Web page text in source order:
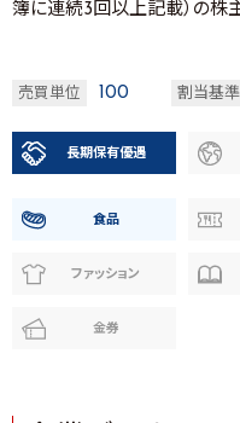
簿に連続3回以上記載）の株
売買単位 100 割当基準
長期保有優遇
食品
ファッション
金券